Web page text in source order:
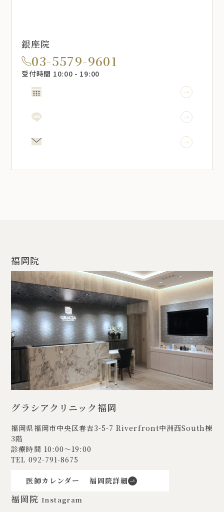
銀座院
03-5579-9601
受付時間 10:00 - 19:00
福岡院
グラシアクリニック福岡
福岡県福岡市中央区春吉3-5-7Riverfront中洲西South棟
3階
診療時間 10:00〜19:00
TEL 092-791-8675
医師カレンダー 福岡院詳細
福岡院 Instagram